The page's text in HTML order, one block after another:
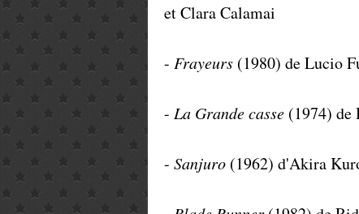
et Clara Calamai
- Frayeurs (1980) de Lucio
- La Grande casse (1974)
- Sanjuro (1962) d'Akira